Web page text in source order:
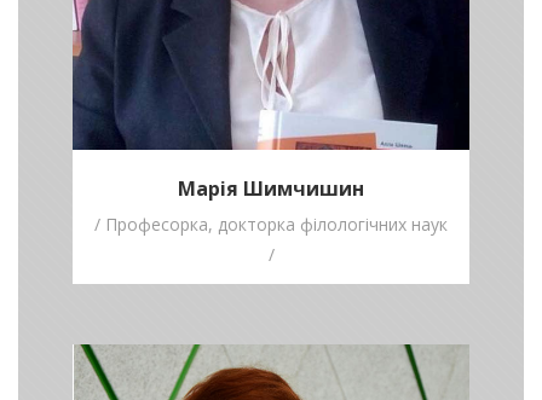
Марія Шимчишин
/ Професорка, докторка філологічних наук
/
Наталія